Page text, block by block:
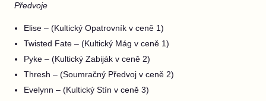
Předvoje
Elise – (Kultický Opatrovník v ceně 1)
Twisted Fate – (Kultický Mág v ceně 1)
Pyke – (Kultický Zabiják v ceně 2)
Thresh – (Soumračný Předvoj v ceně 2)
Evelynn – (Kultický Stín v ceně 3)